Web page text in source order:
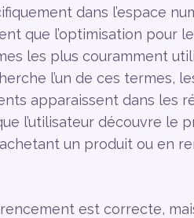
dans l’espace
que l’optimisation pour
les plus couramment
l’un de ces termes,
apparaissent dans les
l’utilisateur découvre le
achetant un produit ou en
est correcte,